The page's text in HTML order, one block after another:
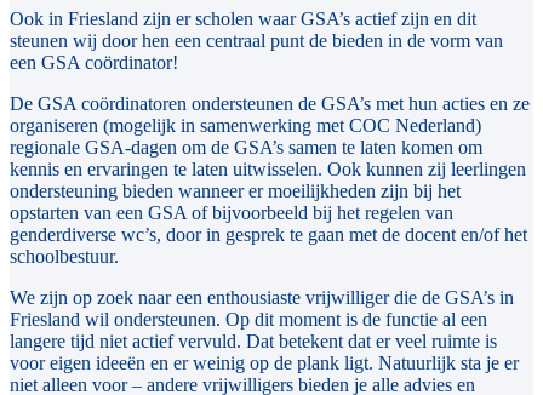
Ook in Friesland zijn er scholen waar GSA’s actief zijn en dit
steunen wij door hen een centraal punt de bieden in de vorm van
een GSA coördinator!
De GSA coördinatoren ondersteunen de GSA’s met hun acties en ze
organiseren (mogelijk in samenwerking met COC Nederland)
regionale GSA-dagen om de GSA’s samen te laten komen om
kennis en ervaringen te laten uitwisselen. Ook kunnen zij leerlingen
ondersteuning bieden wanneer er moeilijkheden zijn bij het
opstarten van een GSA of bijvoorbeeld bij het regelen van
genderdiverse wc’s, door in gesprek te gaan met de docent en/of het
schoolbestuur.
We zijn op zoek naar een enthousiaste vrijwilliger die de GSA’s in
Friesland wil ondersteunen. Op dit moment is de functie al een
langere tijd niet actief vervuld. Dat betekent dat er veel ruimte is
voor eigen ideeën en er weinig op de plank ligt. Natuurlijk sta je er
niet alleen voor – andere vrijwilligers bieden je alle advies en